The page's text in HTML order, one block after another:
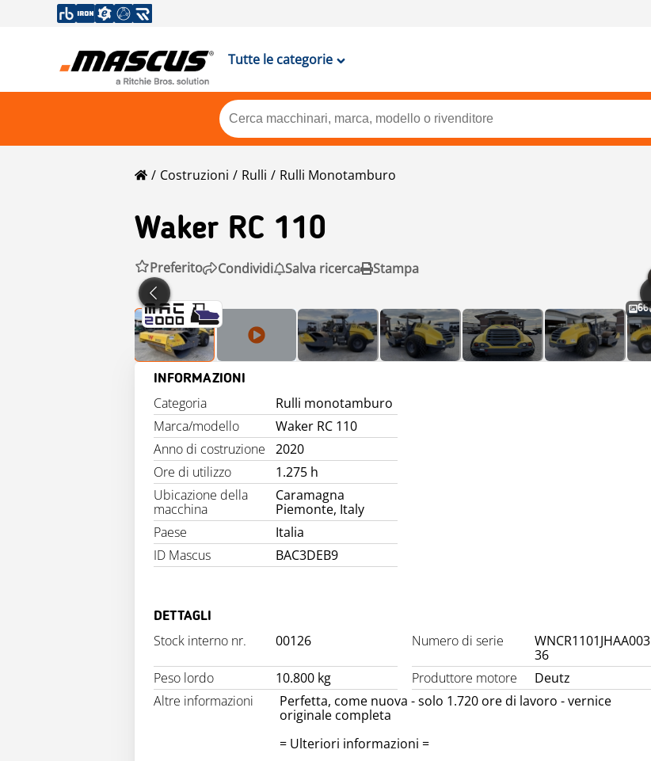
Tutte le categorie
Costruzioni Rulli Rulli Monotamburo
Waker RC 110
Preferito Condividi Salva ricerca Stampa
66
INFORMAZIONI
Categoria
Rulli monotamburo
Marca/modello
Waker RC 110
Anno di costruzione
2020
Ore di utilizzo
1.275 h
Ubicazione della
macchina
Caramagna
Piemonte, Italy
Paese
Italia
ID Mascus
BAC3DEB9
DETTAGLI
Stock interno nr. 00126 Numero di serie
WNCR1101JHAA003
36
Peso lordo
10.800 kg Produttore motore
Deutz
Altre informazioni
Perfetta, come nuova - solo 1.720 ore di lavoro - vernice
originale completa
= Ulteriori informazioni =